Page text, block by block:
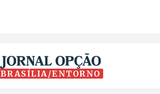
BRASÍLIA/ENTORNO